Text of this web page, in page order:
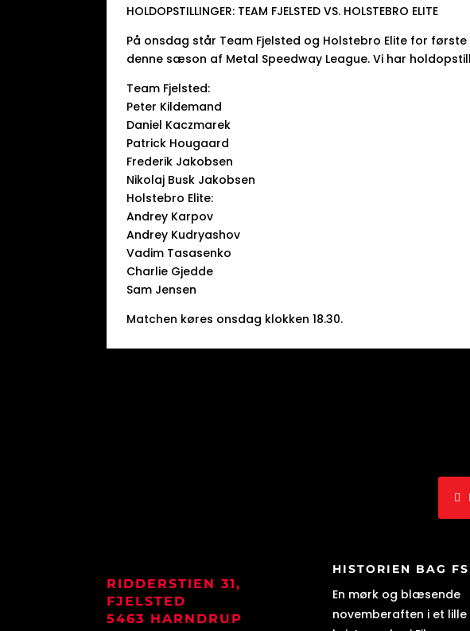
HOLDOPSTILLINGER: TEAM FJELSTED VS. HOLSTEBRO ELITE
På onsdag står Team Fjelsted og Holstebro Elite for
denne sæson af Metal Speedway League. Vi har
Team Fjelsted:
Peter Kildemand
Daniel Kaczmarek
Patrick Hougaard
Frederik Jakobsen
Nikolaj Busk Jakobsen
Holstebro Elite:
Andrey Karpov
Andrey Kudryashov
Vadim Tasasenko
Charlie Gjedde
Sam Jensen
Matchen køres onsdag klokken 18.30.
RIDDERSTIEN 31,
FJELSTED
5463 HARNDRUP
HISTORIEN BAG
En mørk og blæsende
novemberaften i et lille